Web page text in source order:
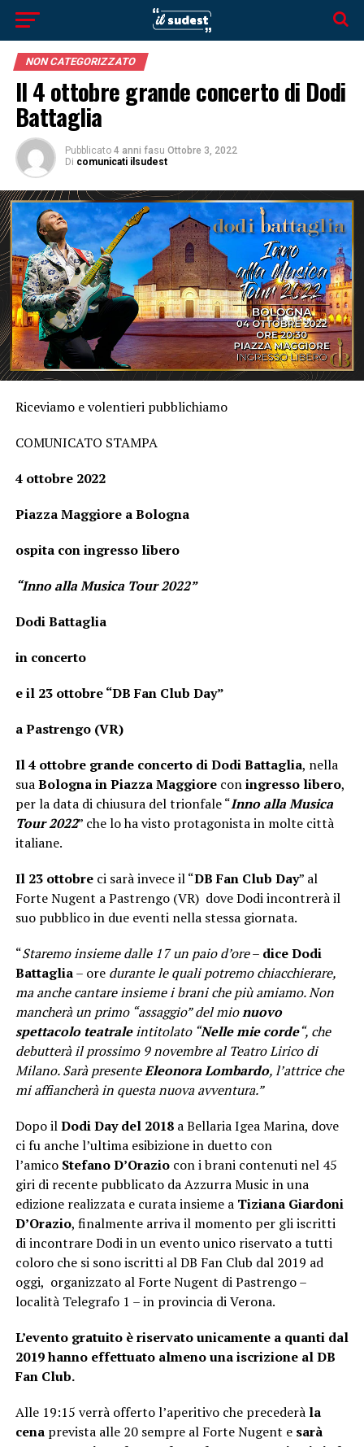
NON CATEGORIZZATO
Il 4 ottobre grande concerto di Dodi
Battaglia
Pubblicato 4 anni fasu Ottobre 3, 2022
Di comunicati ilsudest
Riceviamo e volentieri pubblichiamo
COMUNICATO STAMPA
4 ottobre 2022
Piazza Maggiore a Bologna
ospita con ingresso libero
“Inno alla Musica Tour 2022”
Dodi Battaglia
in concerto
e il 23 ottobre “DB Fan Club Day”
a Pastrengo (VR)
Il 4 ottobre grande concerto di Dodi Battaglia, nella
suaBologna in Piazza Maggioreconingresso libero,
per la data di chiusura del trionfale “Inno alla Musica
Tour 2022” che lo ha visto protagonista in molte città
italiane.
Il 23 ottobreci sarà invece il “DB Fan Club Day” al
Forte Nugent a Pastrengo (VR) dove Dodi incontrerà il
suo pubblico in due eventi nella stessa giornata.
“Staremo insieme dalle 17 un paio d’ore– dice Dodi
Battaglia– ore durante le quali potremo chiacchierare,
ma anche cantare insieme i brani che più amiamo. Non
mancherà un primo “assaggio” del mionuovo
spettacolo teatraleintitolato “Nelle mie corde“, che
debutterà il prossimo 9 novembre al Teatro Lirico di
Milano. Sarà presenteEleonora Lombardo, l’attrice che
mi affiancherà in questa nuova avventura.”
Dopo ilDodi Day del 2018a Bellaria Igea Marina, dove
ci fu anche l’ultima esibizione in duetto con
l’amico Stefano D’Oraziocon i brani contenuti nel 45
giri di recente pubblicato da Azzurra Music in una
edizione realizzata e curata insieme a Tiziana Giardoni
D’Orazio, finalmente arriva il momento per gli iscritti
di incontrare Dodi in un evento unico riservato a tutti
coloro che si sono iscritti al DB Fan Club dal 2019 ad
oggi, organizzato al Forte Nugent di Pastrengo –
località Telegrafo 1 – in provincia di Verona.
L’evento gratuito è riservato unicamente a quanti dal
2019 hanno effettuato almeno una iscrizione al DB
Fan Club.
Alle 19:15 verrà offerto l’aperitivo che precederà la
cenaprevista alle 20 sempre al Forte Nugent e sarà